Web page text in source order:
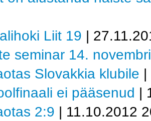
Liit 19 |
seminar 14.
Slovakkia klubile |
ei pääsenud |
2:9 | 11.10.2012